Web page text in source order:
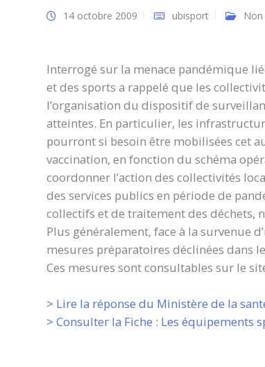
14 octobre 2009 ubisport
Interrogé sur la menace pandémique
et des sports a rappelé que les
l’organisation du dispositif de
atteintes. En particulier, les
pourront si besoin être mobilisées cet
vaccination, en fonction du schéma
coordonner l’action des collectivités
des services publics en période de
collectifs et de traitement des déchets,
Plus généralement, face à la survenue
mesures préparatoires déclinées dans
Ces mesures sont consultables sur le
> Lire la réponse du Ministère de la
> Consulter la Fiche : Les équipements